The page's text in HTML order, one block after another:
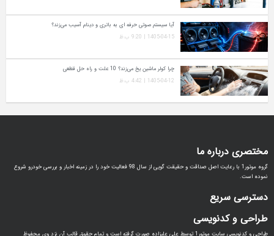
آیا سیستم صوتی حرفه‌ ای به باتری و دینام آسیب می‌زند؟
1405-04-15 | 9:20 ب.ظ
چرا کولر ماشین یخ می‌زند؟ 10 علت و راه‌ حل قطعی
1405-04-12 | 4:42 ب.ظ
مختصری درباره ما
گروه موتور1 با رعایت اصل صداقت و حقیقت گویی از سال 98 فعالیت خود را در زمینه اخبار و بررسی خودرو شروع
نموده است.
دسترسی سریع
طراحی و کدنویسی
طراحی و کدنویسی سایت موتور1 توسط علی علیزاده صورت گرفته است و تمام حقوق قالب آن نزد وی محفوظ